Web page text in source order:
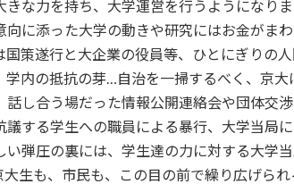
きな力を持ち、大学運営を行うようになり
に添った大学の動きや研究にはお金がまわ
策遂行と大企業の役員等、ひとにぎりの
内の抵抗の芽…自治を一掃するべく、京大
し合う場だった情報公開連絡会や団体交
議する学生への職員による暴行、大学当局
弾圧の裏には、学生達の力に対する大学
生も、市民も、この目の前で繰り広げら